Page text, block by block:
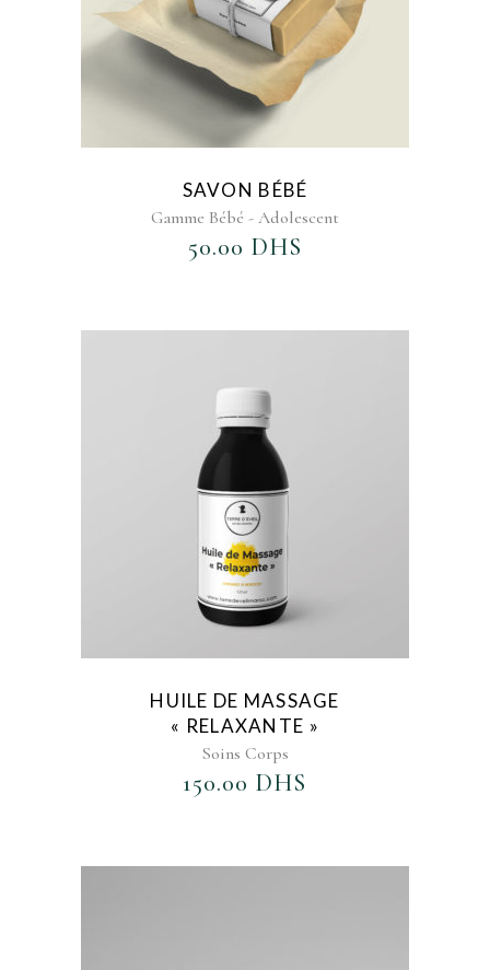
SAVON BÉBÉ
Gamme Bébé - Adolescent
50.00 DHS
HUILE DE MASSAGE
« RELAXANTE »
Soins Corps
150.00 DHS